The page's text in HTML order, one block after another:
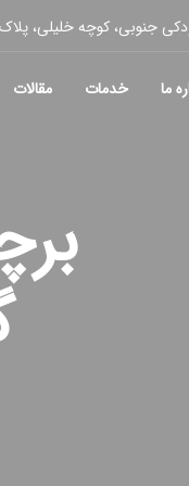
جنوبی، کوچه خلیلی، پلاک 1، واحد 3
ما خدمات مقالات